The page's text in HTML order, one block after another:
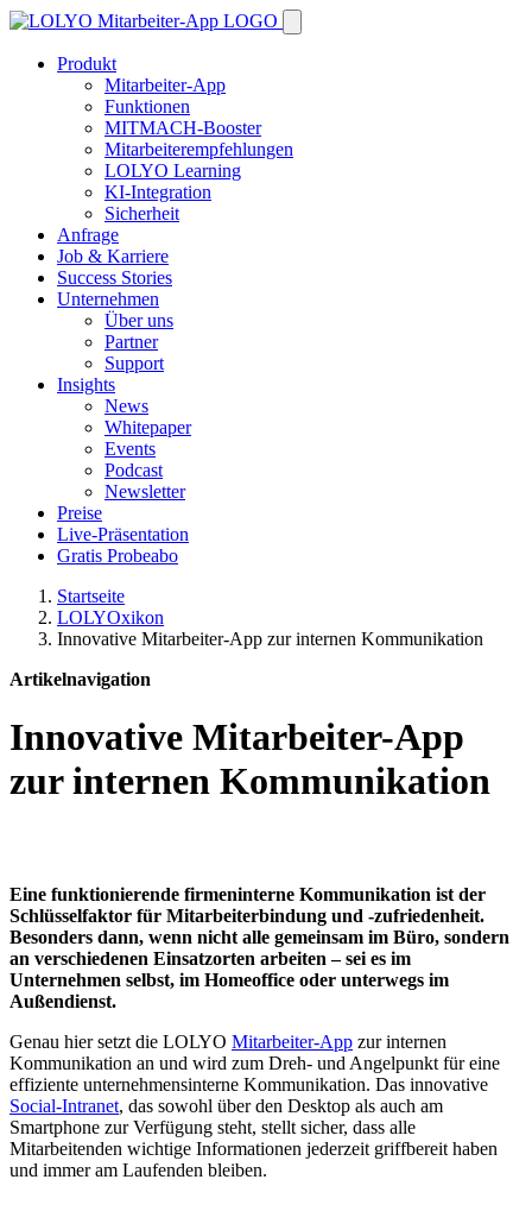
Produkt
Mitarbeiter-App
Funktionen
MITMACH-Booster
Mitarbeiterempfehlungen
LOLYO Learning
KI-Integration
Sicherheit
Anfrage
Job & Karriere
Success Stories
Unternehmen
Über uns
Partner
Support
Insights
News
Whitepaper
Events
Podcast
Newsletter
Preise
Live-Präsentation
Gratis Probeabo
Startseite
LOLYOxikon
Innovative Mitarbeiter-App zur internen Kommunikation
Artikelnavigation
Innovative Mitarbeiter-App
zur internen Kommunikation
Eine funktionierende firmeninterne Kommunikation ist der
Schlüsselfaktor für Mitarbeiterbindung und -zufriedenheit.
Besonders dann, wenn nicht alle gemeinsam im Büro, sondern
an verschiedenen Einsatzorten arbeiten – sei es im
Unternehmen selbst, im Homeoffice oder unterwegs im
Außendienst.
Genau hier setzt die LOLYO Mitarbeiter-App zur internen
Kommunikation an und wird zum Dreh- und Angelpunkt für eine
effiziente unternehmensinterne Kommunikation. Das innovative
Social-Intranet, das sowohl über den Desktop als auch am
Smartphone zur Verfügung steht, stellt sicher, dass alle
Mitarbeitenden wichtige Informationen jederzeit griffbereit haben
und immer am Laufenden bleiben.